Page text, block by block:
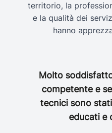
territorio, la
e la qualità dei
hanno
Molto
competente e
tecnici sono
educati e